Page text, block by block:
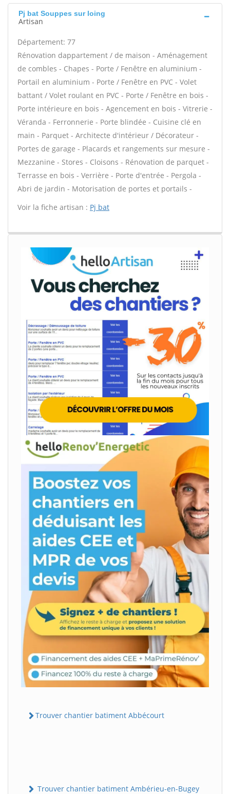
Pj bat Souppes sur loing
Artisan
Département: 77
Rénovation dappartement / de maison - Aménagement
de combles - Chapes - Porte / Fenêtre en aluminium -
Portail en aluminium - Porte / Fenêtre en PVC - Volet
battant / Volet roulant en PVC - Porte / Fenêtre en bois -
Porte intérieure en bois - Agencement en bois - Vitrerie -
Véranda - Ferronnerie - Porte blindée - Cuisine clé en
main - Parquet - Architecte d'intérieur / Décorateur -
Portes de garage - Placards et rangements sur mesure -
Mezzanine - Stores - Cloisons - Rénovation de parquet -
Terrasse en bois - Verrière - Porte d'entrée - Pergola -
Abri de jardin - Motorisation de portes et portails -
Voir la fiche artisan : Pj bat
Trouver chantier batiment Abbécourt
Trouver chantier batiment Ambérieu-en-Bugey